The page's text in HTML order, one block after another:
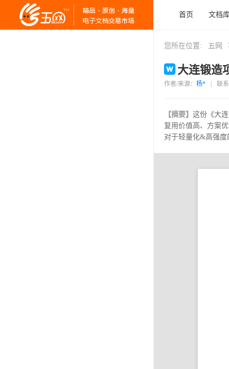
首页 文档
您所在位置: 五网
大连锻造
作者/来源： 杨* 联
【摘要】 这份《大
复用价值高、方案
对于轻量化&高强